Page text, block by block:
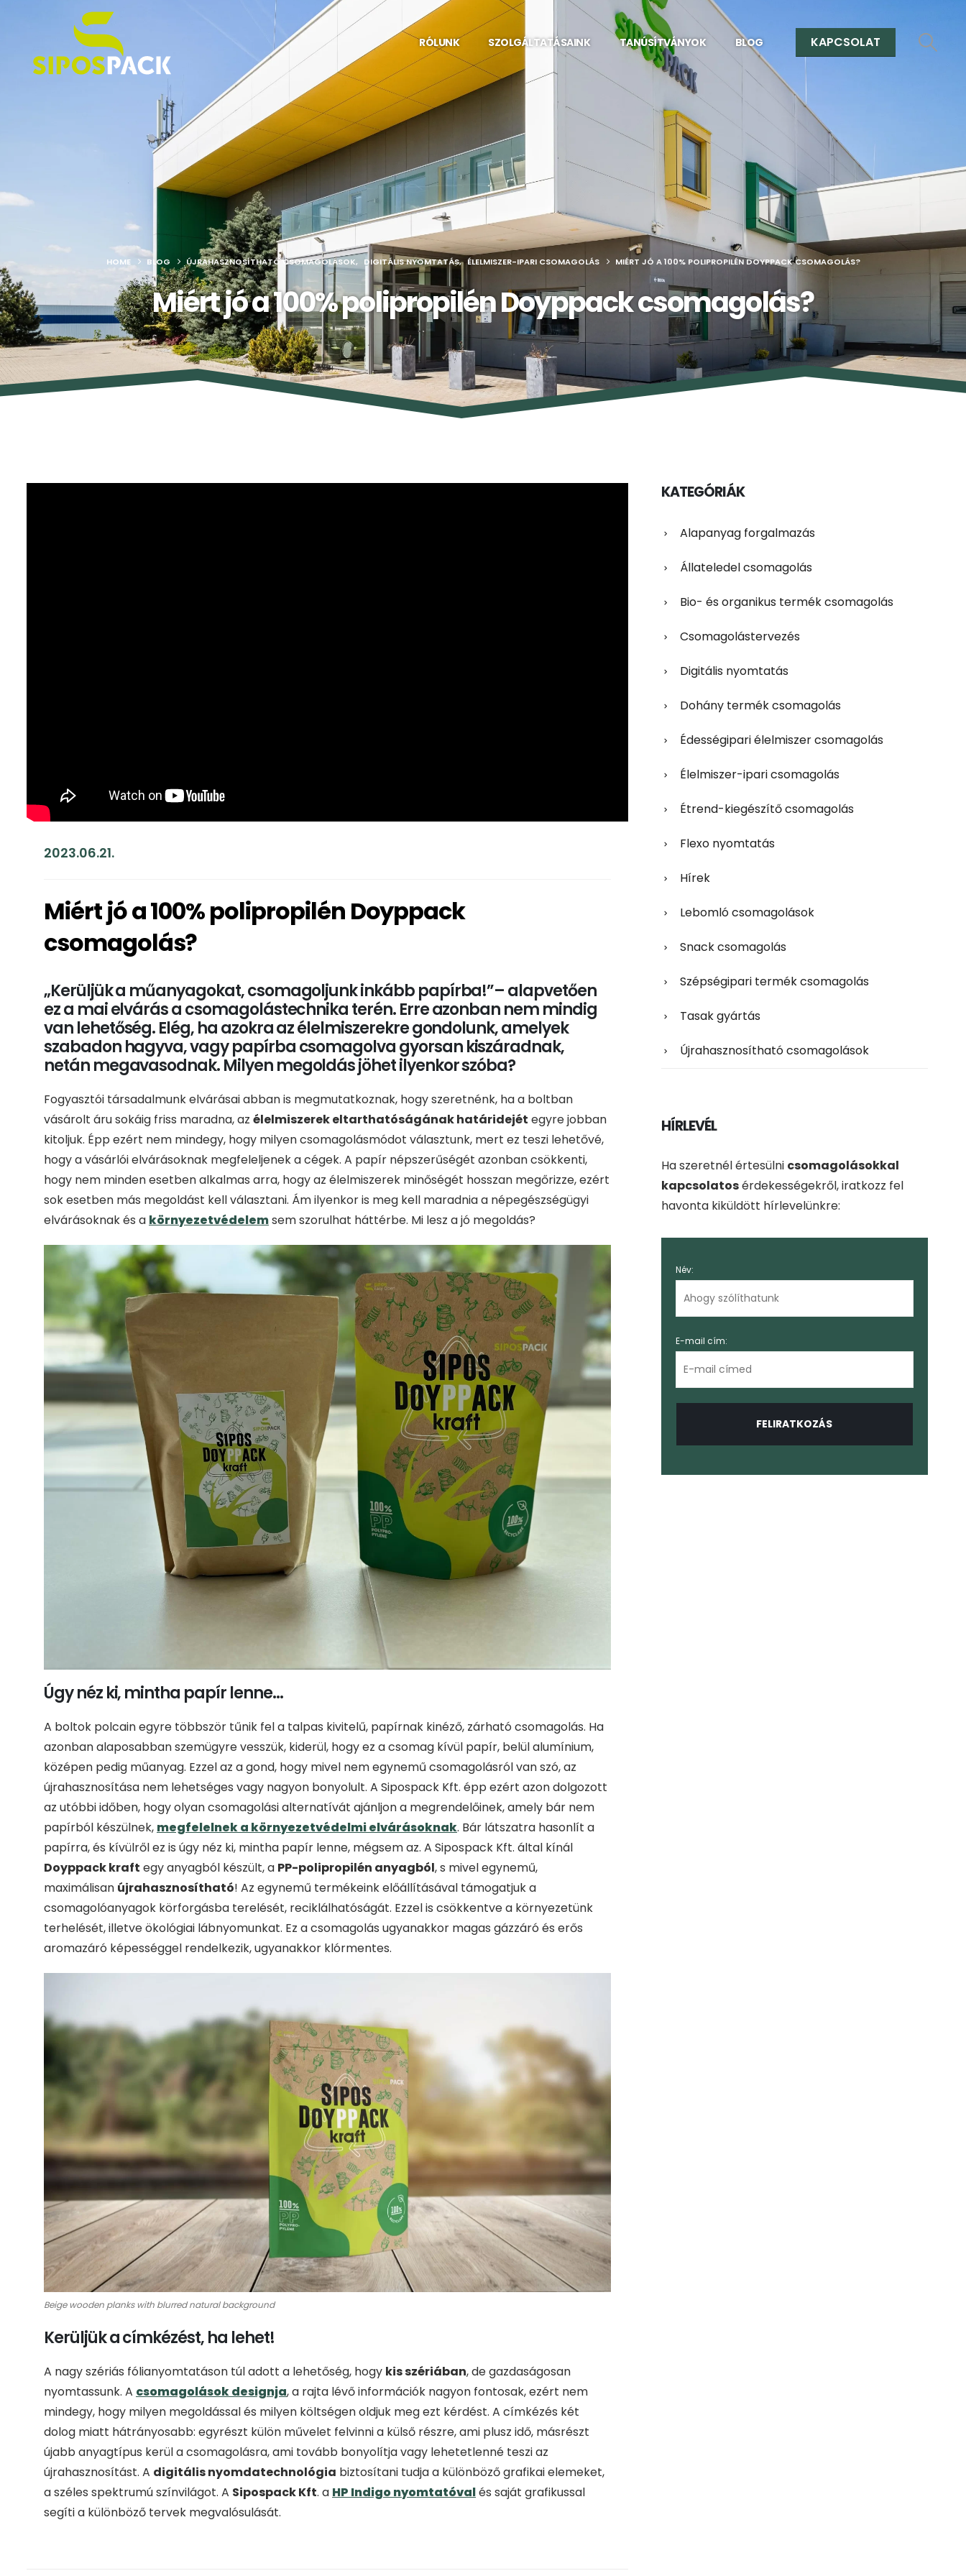
RÓLUNK SZOLGÁLTATÁSAINK TANÚSÍTVÁNYOK BLOG KAPCSOLAT
HOME BLOG ÚJRAHASZNOSÍTHATÓ CSOMAGOLÁSOK, DIGITÁLIS NYOMTATÁS, ÉLELMISZER-IPARI CSOMAGOLÁS MIÉRT JÓ A 100% POLIPROPILÉN DOYPPACK CSOMAGOLÁS?
Miért jó a 100% polipropilén Doyppack csomagolás?
2023.06.21.
Miért jó a 100% polipropilén Doyppack
csomagolás?
„Kerüljük a műanyagokat, csomagoljunk inkább papírba!”– alapvetően
ez a mai elvárás a csomagolástechnika terén. Erre azonban nem mindig
van lehetőség. Elég, ha azokra az élelmiszerekre gondolunk, amelyek
szabadon hagyva, vagy papírba csomagolva gyorsan kiszáradnak,
netán megavasodnak. Milyen megoldás jöhet ilyenkor szóba?
Fogyasztói társadalmunk elvárásai abban is megmutatkoznak, hogy szeretnénk, ha a boltban
vásárolt áru sokáig friss maradna, az élelmiszerek eltarthatóságának határidejét egyre jobban
kitoljuk. Épp ezért nem mindegy, hogy milyen csomagolásmódot választunk, mert ez teszi lehetővé,
hogy a vásárlói elvárásoknak megfeleljenek a cégek. A papír népszerűségét azonban csökkenti,
hogy nem minden esetben alkalmas arra, hogy az élelmiszerek minőségét hosszan megőrizze, ezért
sok esetben más megoldást kell választani. Ám ilyenkor is meg kell maradnia a népegészségügyi
elvárásoknak és a környezetvédelemsem szorulhat háttérbe. Mi lesz a jó megoldás?
Úgy néz ki, mintha papír lenne…
A boltok polcain egyre többször tűnik fel a talpas kivitelű, papírnak kinéző, zárható csomagolás. Ha
azonban alaposabban szemügyre vesszük, kiderül, hogy ez a csomag kívül papír, belül alumínium,
középen pedig műanyag. Ezzel az a gond, hogy mivel nem egynemű csomagolásról van szó, az
újrahasznosítása nem lehetséges vagy nagyon bonyolult. A Sipospack Kft. épp ezért azon dolgozott
az utóbbi időben, hogy olyan csomagolási alternatívát ajánljon a megrendelőinek, amely bár nem
papírból készülnek, megfelelnek a környezetvédelmi elvárásoknak. Bár látszatra hasonlít a
papírra, és kívülről ez is úgy néz ki, mintha papír lenne, mégsem az. A Sipospack Kft. által kínál
Doyppack kraft egy anyagból készült, a PP-polipropilén anyagból, s mivel egynemű,
maximálisan újrahasznosítható! Az egynemű termékeink előállításával támogatjuk a
csomagolóanyagok körforgásba terelését, reciklálhatóságát. Ezzel is csökkentve a környezetünk
terhelését, illetve ökológiai lábnyomunkat. Ez a csomagolás ugyanakkor magas gázzáró és erős
aromazáró képességgel rendelkezik, ugyanakkor klórmentes.
Beige wooden planks with blurred natural background
Kerüljük a címkézést, ha lehet!
A nagy szériás fólianyomtatáson túl adott a lehetőség, hogy kis szériában, de gazdaságosan
nyomtassunk. A csomagolások designja, a rajta lévő információk nagyon fontosak, ezért nem
mindegy, hogy milyen megoldással és milyen költségen oldjuk meg ezt kérdést. A címkézés két
dolog miatt hátrányosabb: egyrészt külön művelet felvinni a külső részre, ami plusz idő, másrészt
újabb anyagtípus kerül a csomagolásra, ami tovább bonyolítja vagy lehetetlenné teszi az
újrahasznosítást. A digitális nyomdatechnológia biztosítani tudja a különböző grafikai elemeket,
a széles spektrumú színvilágot. A Sipospack Kft. a HP Indigo nyomtatóvalés saját grafikussal
segíti a különböző tervek megvalósulását.
KATEGÓRIÁK
Alapanyag forgalmazás
Állateledel csomagolás
Bio- és organikus termék csomagolás
Csomagolástervezés
Digitális nyomtatás
Dohány termék csomagolás
Édességipari élelmiszer csomagolás
Élelmiszer-ipari csomagolás
Étrend-kiegészítő csomagolás
Flexo nyomtatás
Hírek
Lebomló csomagolások
Snack csomagolás
Szépségipari termék csomagolás
Tasak gyártás
Újrahasznosítható csomagolások
HÍRLEVÉL
Ha szeretnél értesülni csomagolásokkal
kapcsolatosérdekességekről, iratkozz fel
havonta kiküldött hírlevelünkre:
Név:
E-mail cím: